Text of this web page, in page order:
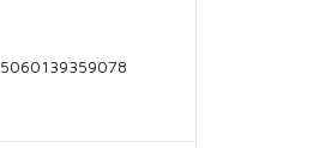
5060139359078